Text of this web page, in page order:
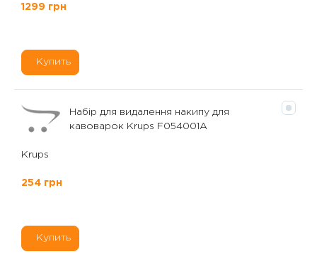
1299 грн
Купить
Набір для видалення накипу для
кавоварок Krups F054001A
Krups
254 грн
Купить